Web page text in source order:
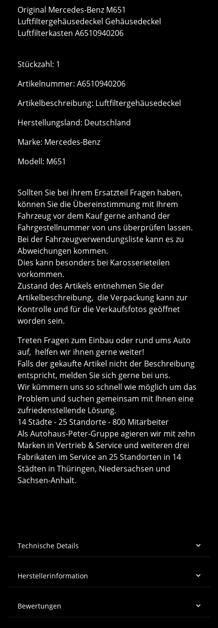
Original Mercedes-Benz M651
Luftfiltergehäusedeckel Gehäusedeckel
Luftfilterkasten A6510940206
Stückzahl: 1
Artikelnummer: A6510940206
Artikelbeschreibung: Luftfiltergehäusedeckel
Herstellungsland: Deutschland
Marke: Mercedes-Benz
Modell: M651
Sollten Sie bei ihrem Ersatzteil Fragen haben,
können Sie die Übereinstimmung mit Ihrem
Fahrzeug vor dem Kauf gerne anhand der
Fahrgestellnummer von uns überprüfen lassen.
Bei der Fahrzeugverwendungsliste kann es zu
Abweichungen kommen.
Dies kann besonders bei Karosserieteilen
vorkommen.
Zustand des Artikels entnehmen Sie der
Artikelbeschreibung, die Verpackung kann zur
Kontrolle und für die Verkaufsfotos geöffnet
worden sein.
Treten Fragen zum Einbau oder rund ums Auto
auf, helfen wir ihnen gerne weiter!
Falls der gekaufte Artikel nicht der Beschreibung
entspricht, melden Sie sich gerne bei uns.
Wir kümmern uns so schnell wie möglich um das
Problem und suchen gemeinsam mit Ihnen eine
zufriedenstellende Lösung.
14 Städte - 25 Standorte - 800 Mitarbeiter
Als Autohaus-Peter-Gruppe agieren wir mit zehn
Marken in Vertrieb & Service und weiteren drei
Fabrikaten im Service an 25 Standorten in 14
Städten in Thüringen, Niedersachsen und
Sachsen-Anhalt.
Technische Details
Herstellerinformation
Bewertungen